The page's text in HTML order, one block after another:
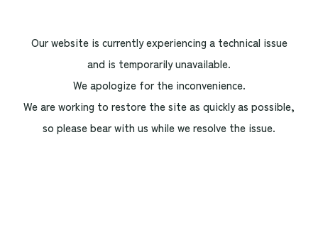
Our website is currently experiencing a technical issue
and is temporarily unavailable.
We apologize for the inconvenience.
We are working to restore the site as quickly as possible,
so please bear with us while we resolve the issue.